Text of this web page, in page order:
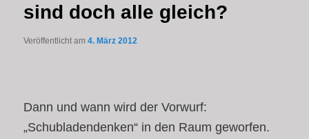
sind doch alle gleich?
Veröffentlicht am4. März 2012
Dann und wann wird der Vorwurf:
„Schubladendenken“ in den Raum geworfen.